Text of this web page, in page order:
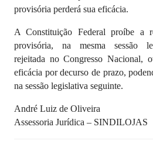
provisória perderá sua eficácia.
A Constituição Federal proíbe a
provisória, na mesma sessão
rejeitada no Congresso Nacional,
eficácia por decurso de prazo,
na sessão legislativa seguinte.
André Luiz de Oliveira
Assessoria Jurídica – SINDILOJAS